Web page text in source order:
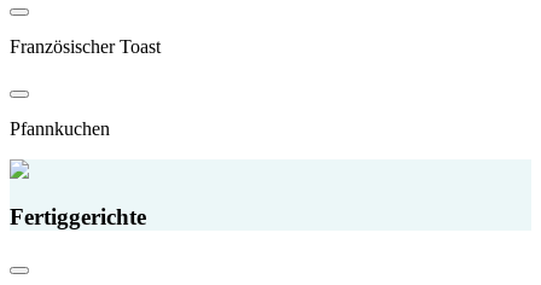
Französischer Toast
Pfannkuchen
Fertiggerichte